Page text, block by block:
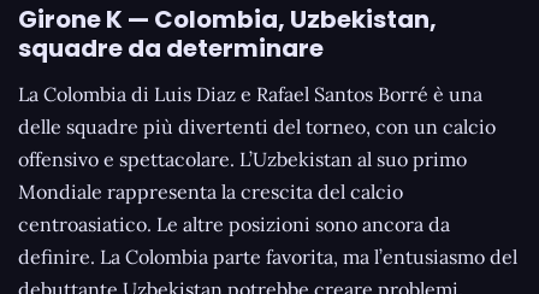
Girone K — Colombia, Uzbekistan,
squadre da determinare
La Colombia di Luis Diaz e Rafael Santos Borré è una
delle squadre più divertenti del torneo, con un calcio
offensivo e spettacolare. L’Uzbekistan al suo primo
Mondiale rappresenta la crescita del calcio
centroasiatico. Le altre posizioni sono ancora da
definire. La Colombia parte favorita, ma l’entusiasmo del
debuttante Uzbekistan potrebbe creare problemi.